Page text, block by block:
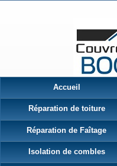
Accueil
Réparation de toiture
Réparation de Faîtage
Isolation de combles